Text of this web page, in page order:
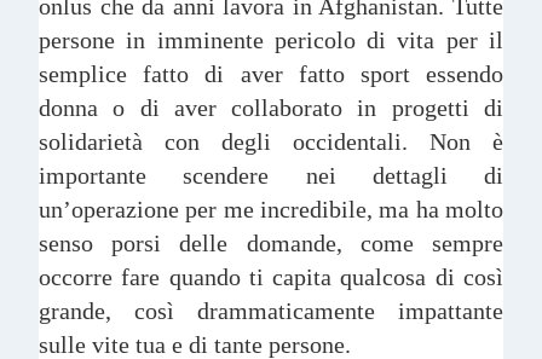
onlus che da anni lavora in Afghanistan. Tutte
persone in imminente pericolo di vita per il
semplice fatto di aver fatto sport essendo
donna o di aver collaborato in progetti di
solidarietà con degli occidentali. Non è
importante scendere nei dettagli di
un’operazione per me incredibile, ma ha molto
senso porsi delle domande, come sempre
occorre fare quando ti capita qualcosa di così
grande, così drammaticamente impattante
sulle vite tua e di tante persone.